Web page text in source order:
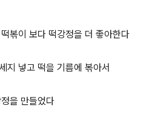
볶이 보다 떡강정을 더 좋아한다
지 넣고 떡을 기름에 볶아서
을 만들었다